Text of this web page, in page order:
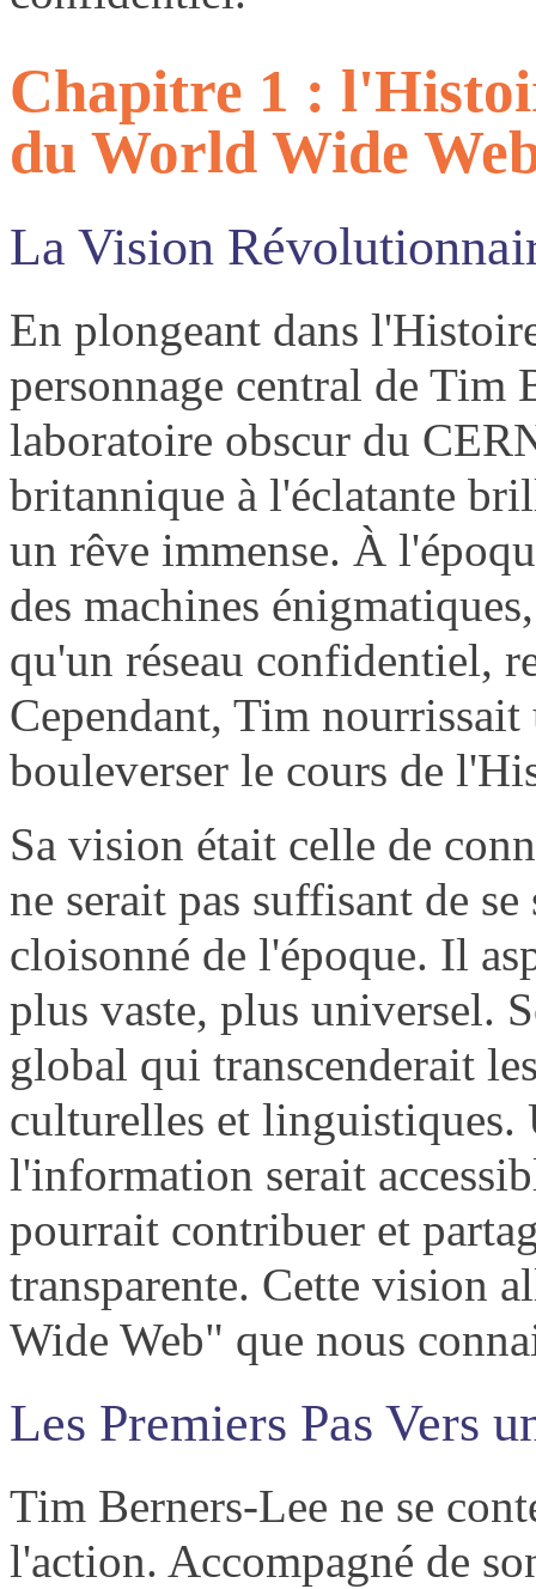
Chapitre 1 :
du World Wide
La Vision
En plongeant dans
personnage central de Tim
laboratoire obscur du
britannique à l'éclatante
un rêve immense. À
des machines
qu'un réseau confidentiel,
Cependant, Tim
bouleverser le cours de
Sa vision était celle de
ne serait pas suffisant de
cloisonné de l'époque. Il
plus vaste, plus universel.
global qui transcenderait
culturelles et linguistiques.
l'information serait
pourrait contribuer et
transparente. Cette vision
Wide Web" que nous
Les Premiers Pas Vers
Tim Berners-Lee ne se
l'action. Accompagné de